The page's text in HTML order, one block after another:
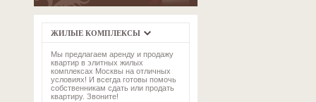
ЖИЛЫЕ КОМПЛЕКСЫ
Мы предлагаем аренду и продажу
квартир в элитных жилых
комплексах Москвы на отличных
условиях! И всегда готовы помочь
собственникам сдать или продать
квартиру. Звоните!